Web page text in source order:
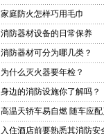
家庭防火怎样巧用毛巾
消防器材设备的日常保养
消防器材可分为哪几类？
为什么灭火器要年检？
身边的消防设施你了解吗？
高温天轿车易自燃 随车应
入住酒店前要熟悉其消防安